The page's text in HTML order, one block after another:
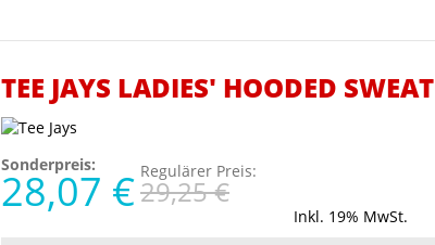
TEE JAYS LADIES' HOODED SWEAT
Sonderpreis:
28,07 € Regulärer Preis:
29,25 €
Inkl. 19% MwSt.